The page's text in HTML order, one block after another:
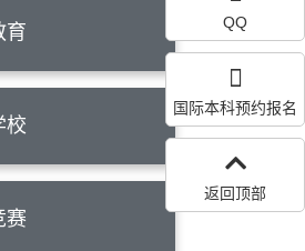
育
校
赛
QQ
国际本科预约报名
返回顶部